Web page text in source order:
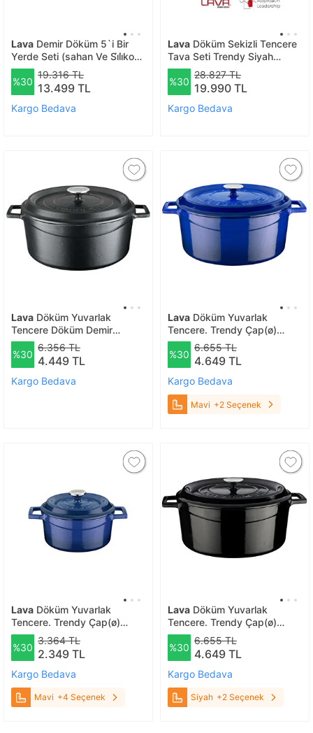
Lava Demir Döküm 5`i Bir
Yerde Seti (sahan Ve Si̇li̇kon
Sap Hedi̇yeli̇)
%30
19.316 TL
13.499 TL
Kargo Bedava
Lava Döküm Sekizli Tencere
Tava Seti Trendy Siyah
Silikon Tutacak
%30
28.827 TL
19.990 TL
Kargo Bedava
Lava Döküm Yuvarlak
Tencere Döküm Demir
Yekpare Kulplu Edition Serisi
Çap(ø)28cm. Siyah
%30
6.356 TL
4.449 TL
Kargo Bedava
Lava Döküm Yuvarlak
Tencere. Trendy Çap(ø)
32cm. Mavi
%30
6.655 TL
4.649 TL
Kargo Bedava
Mavi +2 Seçenek
Lava Döküm Yuvarlak
Tencere. Trendy Çap(ø)
18cm. Mavi
%30
3.364 TL
2.349 TL
Kargo Bedava
Mavi +4 Seçenek
Lava Döküm Yuvarlak
Tencere. Trendy Çap(ø)
32cm. Siyah
%30
6.655 TL
4.649 TL
Kargo Bedava
Siyah +2 Seçenek